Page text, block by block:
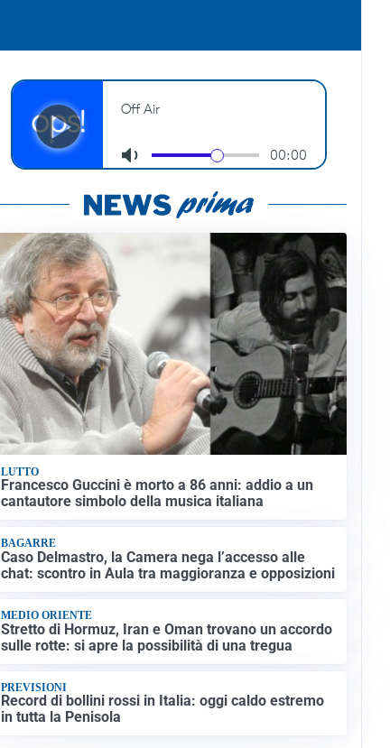
LUTTO
Francesco Guccini è morto a 86 anni: addio a un
cantautore simbolo della musica italiana
BAGARRE
Caso Delmastro, la Camera nega l’accesso alle
chat: scontro in Aula tra maggioranza e opposizioni
MEDIO ORIENTE
Stretto di Hormuz, Iran e Oman trovano un accordo
sulle rotte: si apre la possibilità di una tregua
PREVISIONI
Record di bollini rossi in Italia: oggi caldo estremo
in tutta la Penisola